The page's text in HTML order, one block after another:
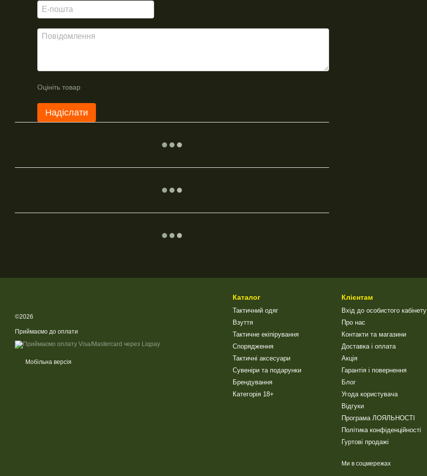
Оцініть товар
Надіслати
©2026
Приймаємо до оплати
Мобільна версія
Каталог
Тактичний одяг
Взуття
Тактичне екіпірування
Спорядження
Тактичні аксесуари
Сувеніри та подарунки
Брендування
Категорія 18+
Клієнтам
Вхід до особистого кабінету
Про нас
Контакти та магазини
Доставка і оплата
Акція
Гарантія і повернення
Блог
Угода користувача
Відгуки
Програма ЛОЯЛЬНОСТІ
Політика конфіденційності
Гуртові продажі
Ми в соцмережах